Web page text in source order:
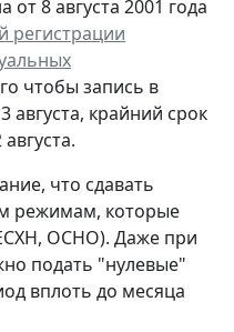
8 августа 2001 года
регистрации
чтобы запись в
крайний срок
что сдавать
режимам, которые
ОСНО). Даже при
подать "нулевые"
вплоть до месяца